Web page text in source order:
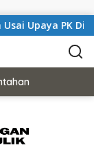
PK Dikabulkan